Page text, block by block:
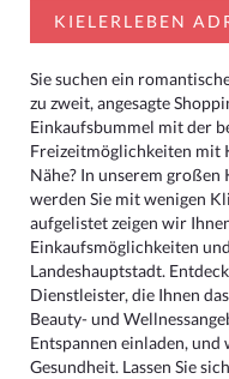
KIELERLEBEN
Sie suchen ein
zu zweit, angesagte
Einkaufsbummel mit der
Freizeitmöglichkeiten mit
Nähe? In unserem großen
werden Sie mit wenigen
aufgelistet zeigen wir
Einkaufsmöglichkeiten
Landeshauptstadt.
Dienstleister, die Ihnen
Beauty- und
Entspannen einladen,
Gesundheit. Lassen Sie